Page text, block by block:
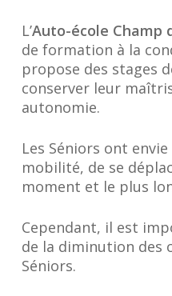
L’Auto-école Champ
de formation à la
propose des stages
conserver leur
autonomie.
Les Séniors ont
mobilité, de se
moment et le plus
Cependant, il est
de la diminution des
Séniors.